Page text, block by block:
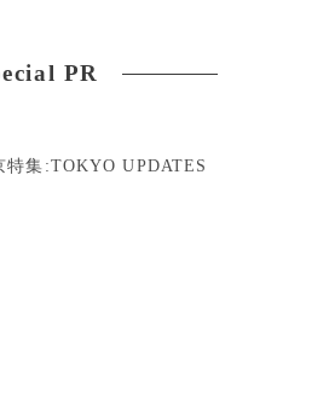
PR
特集:TOKYO UPDATES